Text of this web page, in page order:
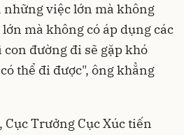
việc lớn mà không
mà không có áp dụng các
đường đi sẽ gặp khó
thể đi được", ông khẳng
Cục Trưởng Cục Xúc tiến